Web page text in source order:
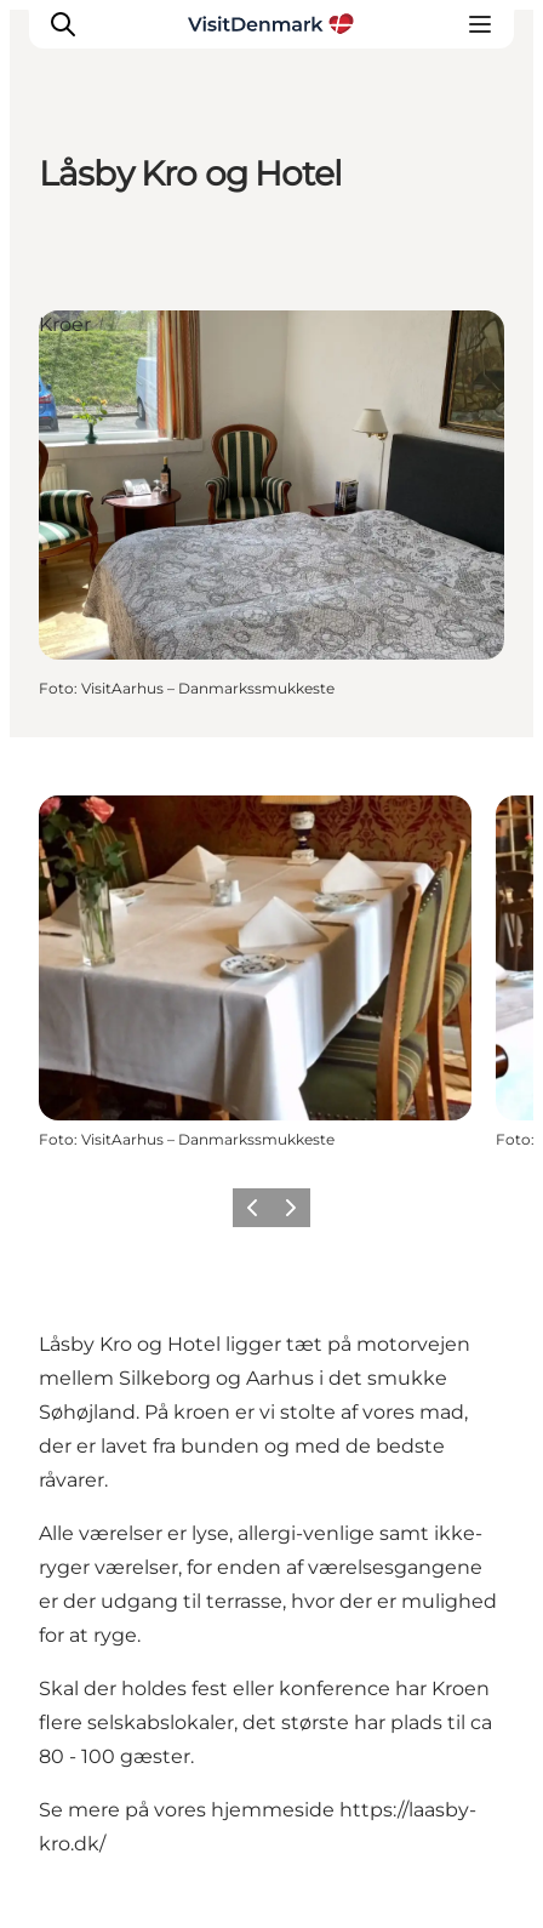
Overnatning
Planlæg ferien
Låsby Kro og Hotel
Kroer
Foto: VisitAarhus – Danmarkssmukkeste
Foto: VisitAarhus – Danmarkssmukkeste Foto:
ForrigeNæste
Låsby Kro og Hotel ligger tæt på motorvejen
mellem Silkeborg og Aarhus i det smukke
Søhøjland. På kroen er vi stolte af vores mad,
der er lavet fra bunden og med de bedste
råvarer.
Alle værelser er lyse, allergi-venlige samt ikke-
ryger værelser, for enden af værelsesgangene
er der udgang til terrasse, hvor der er mulighed
for at ryge.
Skal der holdes fest eller konference har Kroen
flere selskabslokaler, det største har plads til ca
80 - 100 gæster.
Se mere på vores hjemmeside https://laasby-
kro.dk/